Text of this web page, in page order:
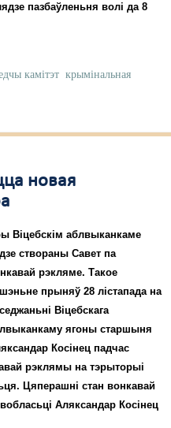
пазбаўленьня волі да 8
камітэт крымінальная
новая
Віцебскім аблвыканкаме
створаны Савет па
рэкляме. Такое
прыняў 28 лістапада на
Віцебскага
ягоны старшыня
Косінец падчас
рэклямы на тэрыторыі
Цяперашні стан вонкавай
Аляксандар Косінец